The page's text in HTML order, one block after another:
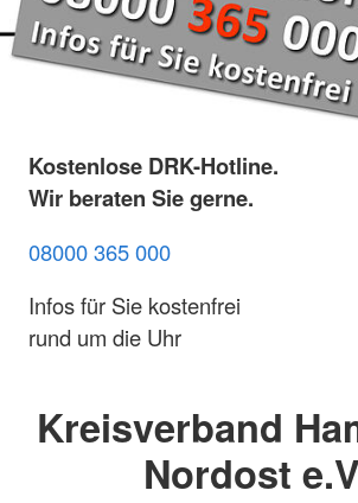
Kostenlose DRK-Hotline.
Wir beraten Sie gerne.
08000 365 000
Infos für Sie kostenfrei
rund um die Uhr
Kreisverband
Nordost